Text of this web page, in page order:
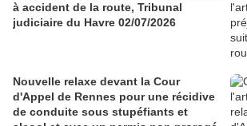
à accident de la route, Tribunal
judiciaire du Havre 02/07/2026
Nouvelle relaxe devant la Cour
d'Appel de Rennes pour une récidive
de conduite sous stupéfiants et